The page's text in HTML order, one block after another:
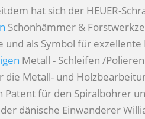
hat sich der HEUER-
Schonhämmer &
und als Symbol für
Metall - Schleifen /
die Metall- und
Patent für den Spiralbohrer
dänische Einwanderer